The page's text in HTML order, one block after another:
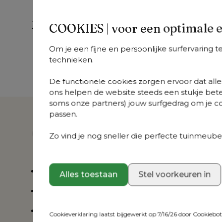
COOKIES | voor een optimale
Om je een fijne en persoonlijke surfervaring
technieken.
De functionele cookies zorgen ervoor dat
ons helpen de website steeds een stukje
soms onze partners) jouw surfgedrag om je
passen.
Zo vind je nog sneller die perfecte
Alles toestaan Stel voorkeuren in
Cookieverklaring laatst bijgewerkt op 7/16/26 door Cookiebot
Meer uit deze collectie
Cirello
varianten
zwart aluminium
met chartres
pewter all weather
sunbrella® luxe
kussen
Cirello
zwart aluminium
met chartres sooty
all weather
sunbrella® luxe
Over dit product
Hoekig design
Roestvrij aluminium frame